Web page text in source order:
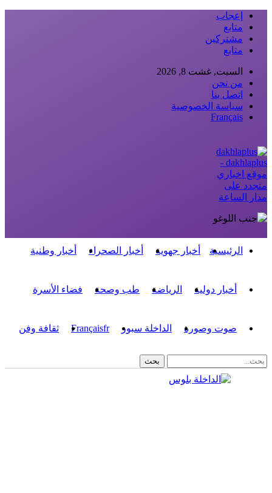
إعجاب
متابع
مشتركين
متابع
السبت, غشت 8, 2026
من نحن
اتصل بنا
سياسة الخصوصية
Français
dakhlaplus -
موقع اخباري
متجدد على
مدار الساعة
الرئيسية أخبار جهوية أخبار الصحراء أخبار وطنية
أخبار دولية الرياضة طب وصحة فضاء الأسرة
صوت وصورة الداخلة سبور Françaisfr ثقافة وفن